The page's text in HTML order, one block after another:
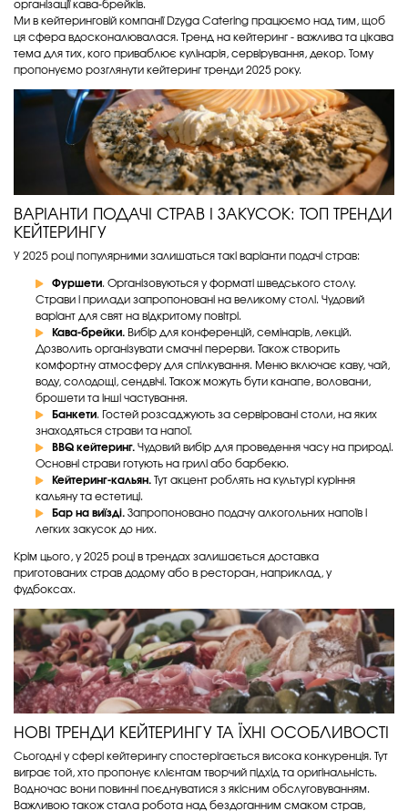
організації кава-брейків.
Ми в кейтеринговій компанії Dzyga Catering працюємо над тим, щоб
ця сфера вдосконалювалася. Тренд на кейтеринг - важлива та цікава
тема для тих, кого приваблює кулінарія, сервірування, декор. Тому
пропонуємо розглянути кейтеринг тренди 2025 року.
ВАРІАНТИ ПОДАЧІ СТРАВ І ЗАКУСОК: ТОП ТРЕНДИ
КЕЙТЕРИНГУ
У 2025 році популярними залишаться такі варіанти подачі страв:
Фуршети. Організовуються у форматі шведського столу.
Страви і прилади запропоновані на великому столі. Чудовий
варіант для свят на відкритому повітрі.
Кава-брейки.Вибір для конференцій, семінарів, лекцій.
Дозволить організувати смачні перерви. Також створить
комфортну атмосферу для спілкування. Меню включає каву, чай,
воду, солодощі, сендвічі. Також можуть бути канапе, воловани,
брошети та інші частування.
Банкети. Гостей розсаджують за сервіровані столи, на яких
знаходяться страви та напої.
BBQ кейтеринг.Чудовий вибір для проведення часу на природі.
Основні страви готують на грилі або барбекю.
Кейтеринг-кальян.Тут акцент роблять на культурі куріння
кальяну та естетиці.
Бар на виїзді.Запропоновано подачу алкогольних напоїв і
легких закусок до них.
Крім цього, у 2025 році в трендах залишається доставка
приготованих страв додому або в ресторан, наприклад, у
фудбоксах.
НОВІ ТРЕНДИ КЕЙТЕРИНГУ ТА ЇХНІ ОСОБЛИВОСТІ
Сьогодні у сфері кейтерингу спостерігається висока конкуренція. Тут
виграє той, хто пропонує клієнтам творчий підхід та оригінальність.
Водночас вони повинні поєднуватися з якісним обслуговуванням.
Важливою також стала робота над бездоганним смаком страв,